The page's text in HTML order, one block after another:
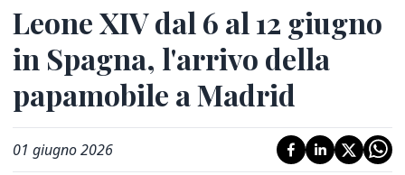
Leone XIV dal 6 al 12 giugno
in Spagna, l'arrivo della
papamobile a Madrid
01 giugno 2026